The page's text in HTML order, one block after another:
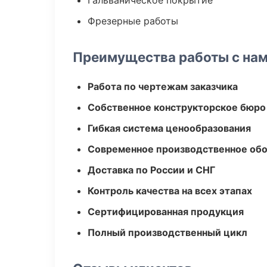
Фрезерные работы
Преимущества работы с
Работа по чертежам заказчика
Собственное конструкторское бюро
Гибкая система ценообразования
Современное производственное
Доставка по России и СНГ
Контроль качества на всех этапах
Сертифицированная продукция
Полный производственный цикл